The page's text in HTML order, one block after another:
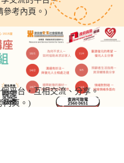
參考內頁。)
平台，互相交流、分享。
內頁。)